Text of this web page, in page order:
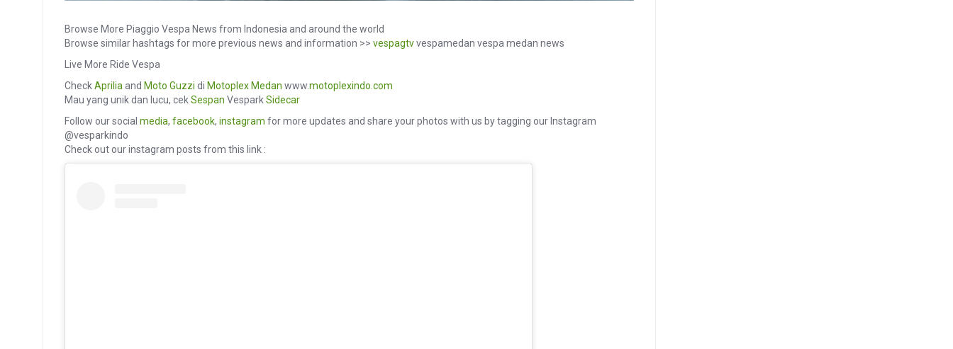
Browse More Piaggio Vespa News from Indonesia and around the world
Browse similar hashtags for more previous news and information >> vespagtvvespamedan vespa medan news
Live More Ride Vespa
CheckAprilia and Moto Guzzi di Motoplex Medan www.motoplexindo.com
Mau yang unik dan lucu, cekSespan VesparkSidecar
Follow our social media, facebook, instagram for more updates and share your photos with us by tagging our Instagram
@vesparkindo
Check out our instagram posts from this link :